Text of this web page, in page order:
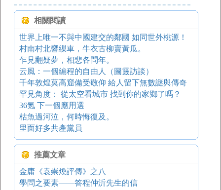
相關閱讀
世界上唯一不與中國建交的鄰國 如同世外桃源！
村南村北響繅車，牛衣古柳賣黃瓜。
乍見翻疑夢，相悲各問年。
云風：一個編程的自由人（圖靈訪談）
千年敦煌莫高窟備受敬仰 給人留下無數謎與傳奇
罕見角度： 從太空看城市 找到你的家鄉了嗎？
36氪 下一個應用選
枯魚過河泣，何時悔復及。
里面好多共產黨員
推薦文章
金庸《袁崇煥評傳》之八
學問之要素——答程仲沂先生的信